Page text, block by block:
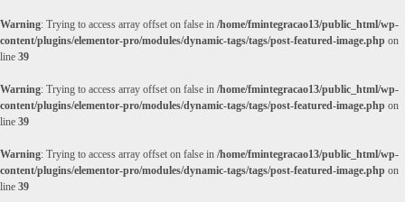
Warning: Trying to access array offset on false in /home/fmintegracao13/public_html/wp-
content/plugins/elementor-pro/modules/dynamic-tags/tags/post-featured-image.php on
line 39
Warning: Trying to access array offset on false in /home/fmintegracao13/public_html/wp-
content/plugins/elementor-pro/modules/dynamic-tags/tags/post-featured-image.php on
line 39
Warning: Trying to access array offset on false in /home/fmintegracao13/public_html/wp-
content/plugins/elementor-pro/modules/dynamic-tags/tags/post-featured-image.php on
line 39